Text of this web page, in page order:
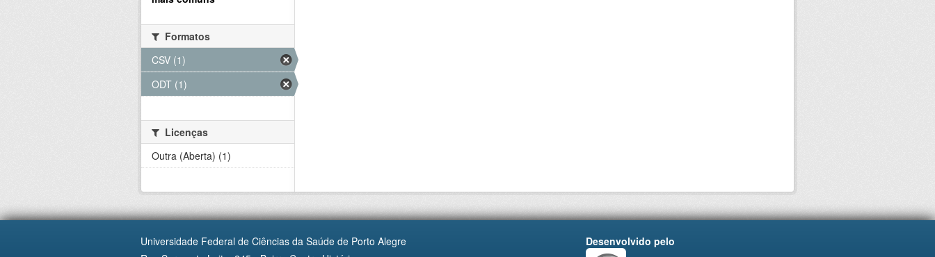
Formatos
CSV (1)
ODT (1)
Licenças
Outra (Aberta) (1)
Universidade Federal de Ciências da Saúde de Porto Alegre
Desenvolvido pelo